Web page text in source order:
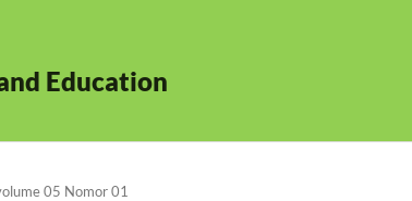
Education
05 Nomor 01